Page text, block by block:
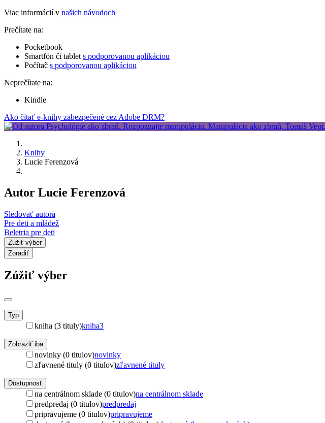
Viac informácií v našich návodoch
Prečítate na:
Pocketbook
Smartfón či tablet s podporovanou aplikáciou
Počítač s podporovanou aplikáciou
Neprečítate na:
Kindle
Ako čítať e-knihy zabezpečené cez Adobe DRM?
Knihy
Lucie Ferenzová
Autor Lucie Ferenzová
Sledovať autora
Pre deti a mládež
Beletria pre deti
Zúžiť výber
Zoradiť
Zúžiť výber
Typ
kniha (3 tituly)kniha3
Zobraziť iba
novinky (0 titulov)novinky
zľavnené tituly (0 titulov)zľavnené tituly
Dostupnosť
na centrálnom sklade (0 titulov)na centrálnom sklade
predpredaj (0 titulov)predpredaj
pripravujeme (0 titulov)pripravujeme